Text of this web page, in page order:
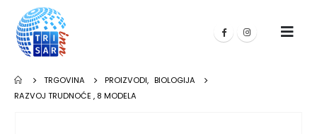
TRGOVINA PROIZVODI, BIOLOGIJA
RAZVOJ TRUDNOĆE , 8 MODELA